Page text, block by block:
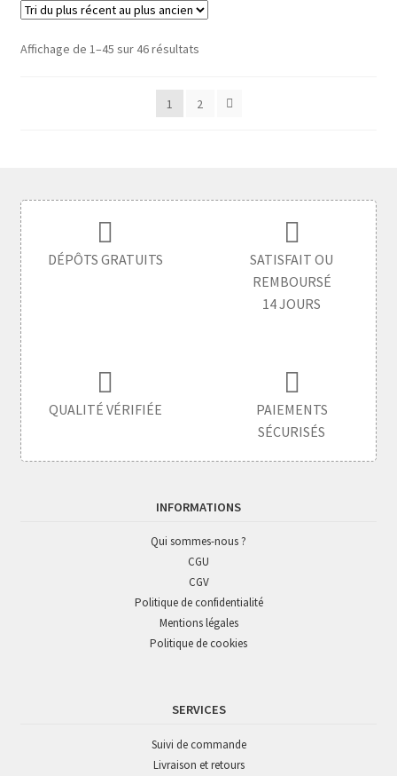
Affichage de 1–45 sur 46 résultats
1 2
DÉPÔTS GRATUITS
SATISFAIT OU
REMBOURSÉ
14 JOURS
QUALITÉ VÉRIFIÉE
PAIEMENTS
SÉCURISÉS
INFORMATIONS
Qui sommes-nous ?
CGU
CGV
Politique de confidentialité
Mentions légales
Politique de cookies
SERVICES
Suivi de commande
Livraison et retours